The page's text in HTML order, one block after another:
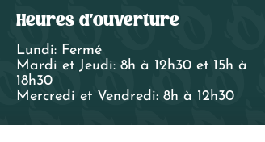
Heures d'ouverture
Lundi: Fermé
Mardi et Jeudi: 8h à 12h30 et 15h à
18h30
Mercredi et Vendredi: 8h à 12h30